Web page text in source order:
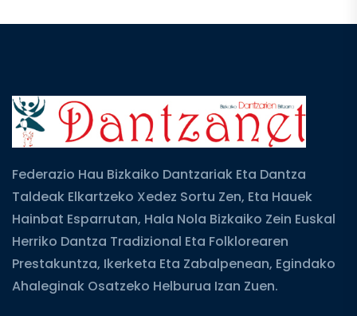
Federazio Hau Bizkaiko Dantzariak Eta Dantza
Taldeak Elkartzeko Xedez Sortu Zen, Eta Hauek
Hainbat Esparrutan, Hala Nola Bizkaiko Zein Euskal
Herriko Dantza Tradizional Eta Folklorearen
Prestakuntza, Ikerketa Eta Zabalpenean, Egindako
Ahaleginak Osatzeko Helburua Izan Zuen.